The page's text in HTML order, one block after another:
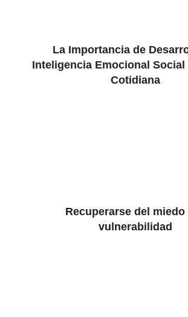
La Importancia de
Inteligencia Emocional Social
Cotidiana
Recuperarse del miedo
vulnerabilidad